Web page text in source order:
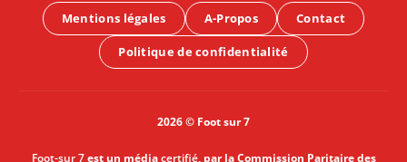
Mentions légales
A-Propos Contact
Politique de confidentialité
2026 © Foot sur 7
Foot-sur 7est un médiacertifié, par la Commission Paritaire des